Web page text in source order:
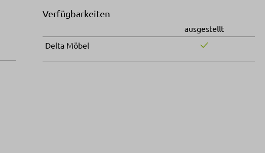
Verfügbarkeiten
ausgestellt
Delta Möbel